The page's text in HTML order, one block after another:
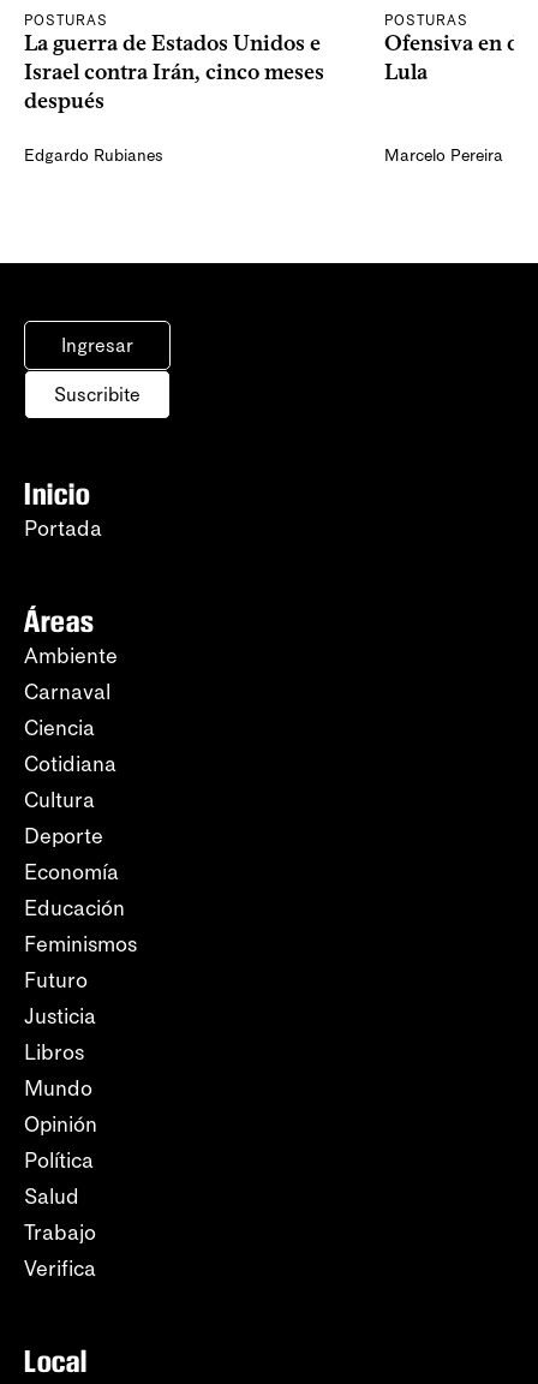
POSTURAS
La guerra de Estados Unidos e
Israel contra Irán, cinco meses
después
Edgardo Rubianes
POSTURAS
Ofensiva en
Lula
Marcelo Pereira
Ingresar
Suscribite
Inicio
Portada
Áreas
Ambiente
Carnaval
Ciencia
Cotidiana
Cultura
Deporte
Economía
Educación
Feminismos
Futuro
Justicia
Libros
Mundo
Opinión
Política
Salud
Trabajo
Verifica
Local